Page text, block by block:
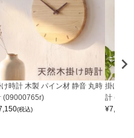
時計 木製 パイン材 静音 丸時
(09000765r)
(税込)
掛け時
計
¥7,150